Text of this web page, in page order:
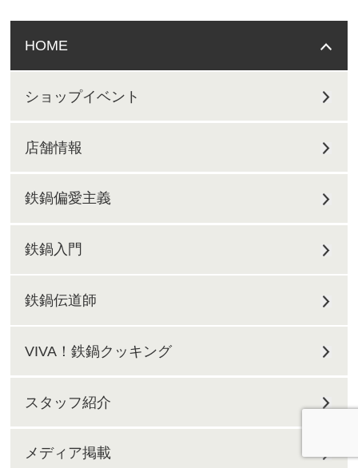
HOME
ショップイベント
店舗情報
鉄鍋偏愛主義
鉄鍋入門
鉄鍋伝道師
VIVA！鉄鍋クッキング
スタッフ紹介
メディア掲載